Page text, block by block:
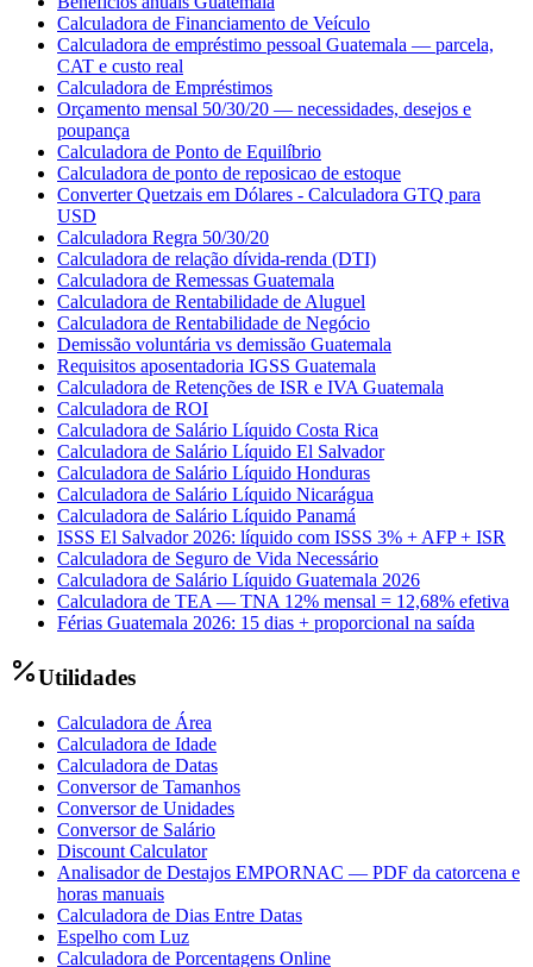
Calculadora de Financiamento de Veículo
Calculadora de empréstimo pessoal Guatemala — parcela,
CAT e custo real
Calculadora de Empréstimos
Orçamento mensal 50/30/20 — necessidades, desejos e
poupança
Calculadora de Ponto de Equilíbrio
Calculadora de ponto de reposicao de estoque
Converter Quetzais em Dólares - Calculadora GTQ para
USD
Calculadora Regra 50/30/20
Calculadora de relação dívida-renda (DTI)
Calculadora de Remessas Guatemala
Calculadora de Rentabilidade de Aluguel
Calculadora de Rentabilidade de Negócio
Demissão voluntária vs demissão Guatemala
Requisitos aposentadoria IGSS Guatemala
Calculadora de Retenções de ISR e IVA Guatemala
Calculadora de ROI
Calculadora de Salário Líquido Costa Rica
Calculadora de Salário Líquido El Salvador
Calculadora de Salário Líquido Honduras
Calculadora de Salário Líquido Nicarágua
Calculadora de Salário Líquido Panamá
ISSS El Salvador 2026: líquido com ISSS 3% + AFP + ISR
Calculadora de Seguro de Vida Necessário
Calculadora de Salário Líquido Guatemala 2026
Calculadora de TEA — TNA 12% mensal = 12,68% efetiva
Férias Guatemala 2026: 15 dias + proporcional na saída
Utilidades
Calculadora de Área
Calculadora de Idade
Calculadora de Datas
Conversor de Tamanhos
Conversor de Unidades
Conversor de Salário
Discount Calculator
Analisador de Destajos EMPORNAC — PDF da catorcena e
horas manuais
Calculadora de Dias Entre Datas
Espelho com Luz
Calculadora de Porcentagens Online